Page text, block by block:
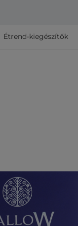
Étrend-kiegészítők